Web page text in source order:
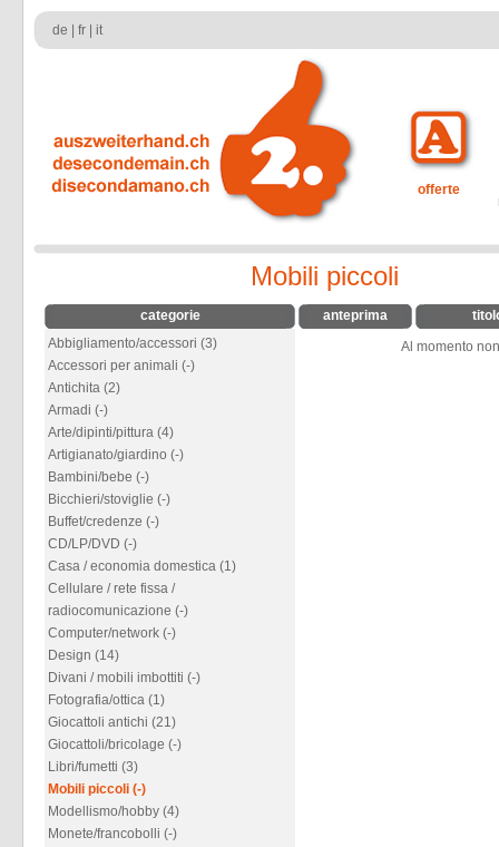
de fr it
offerte
Mobili piccoli
categorie
Abbigliamento/accessori (3)
Accessori per animali (-)
Antichita (2)
Armadi (-)
Arte/dipinti/pittura (4)
Artigianato/giardino (-)
Bambini/bebe (-)
Bicchieri/stoviglie (-)
Buffet/credenze (-)
CD/LP/DVD (-)
Casa / economia domestica (1)
Cellulare / rete fissa /
radiocomunicazione (-)
Computer/network (-)
Design (14)
Divani / mobili imbottiti (-)
Fotografia/ottica (1)
Giocattoli antichi (21)
Giocattoli/bricolage (-)
Libri/fumetti (3)
Mobili piccoli (-)
Modellismo/hobby (4)
Monete/francobolli (-)
anteprima
Al momento